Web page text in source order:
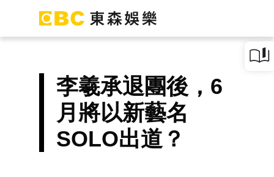
李羲承退團後，6
月將以新藝名
SOLO出道？